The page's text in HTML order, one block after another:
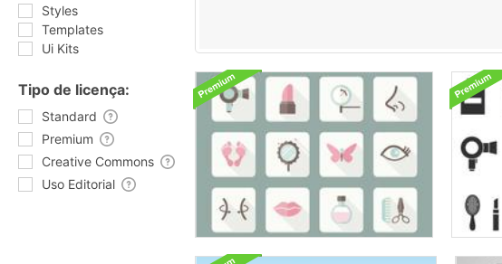
Styles
Templates
Ui Kits
Tipo de licença:
Standard
Premium
Creative Commons
Uso Editorial